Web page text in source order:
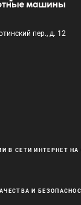
пер., д. 12
В СЕТИ ИНТЕРНЕТ НА
И